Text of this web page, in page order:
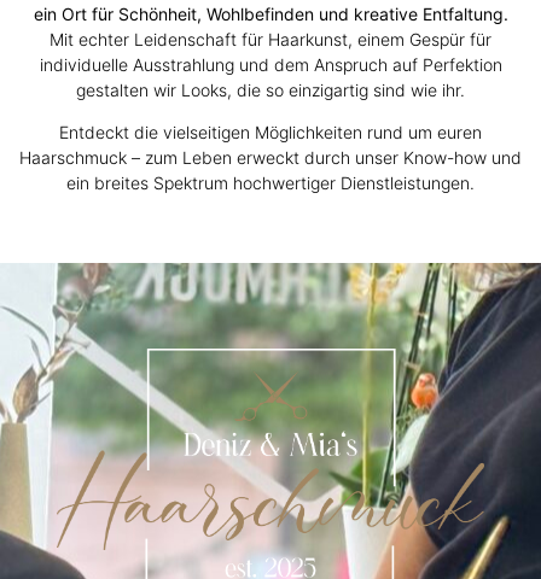
ein Ort für Schönheit, Wohlbefinden und kreative Entfaltung.
Mit echter Leidenschaft für Haarkunst, einem Gespür für
individuelle Ausstrahlung und dem Anspruch auf Perfektion
gestalten wir Looks, die so einzigartig sind wie ihr.
Entdeckt die vielseitigen Möglichkeiten rund um euren
Haarschmuck – zum Leben erweckt durch unser Know-how und
ein breites Spektrum hochwertiger Dienstleistungen.